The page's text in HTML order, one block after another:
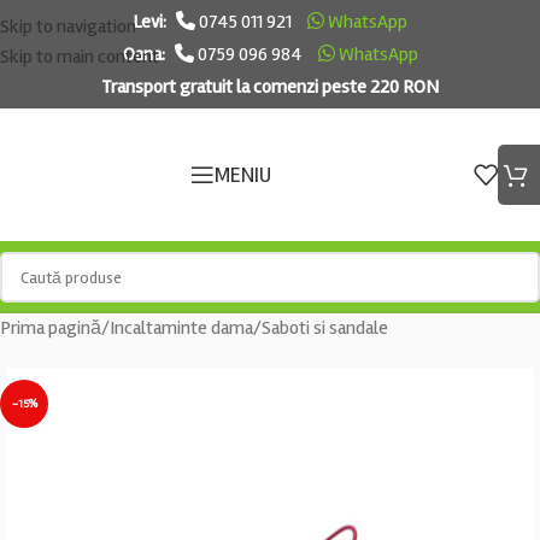
Skip to navigation
Skip to main content
Levi: 0745 011 921
WhatsApp
Oana:
0759 096 984
WhatsApp
Transport gratuit la comenzi peste 220 RON
MENIU
Prima pagină/Incaltaminte dama/Saboti si sandale
-15%